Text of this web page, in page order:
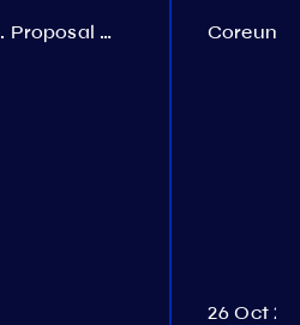
Akash governance. Proposal №308
26 Oct